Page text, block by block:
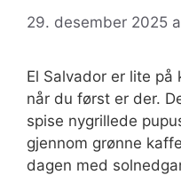
29. desember 2025
El Salvador er lite
når du først er der.
spise nygrillede
gjennom grønne
dagen med